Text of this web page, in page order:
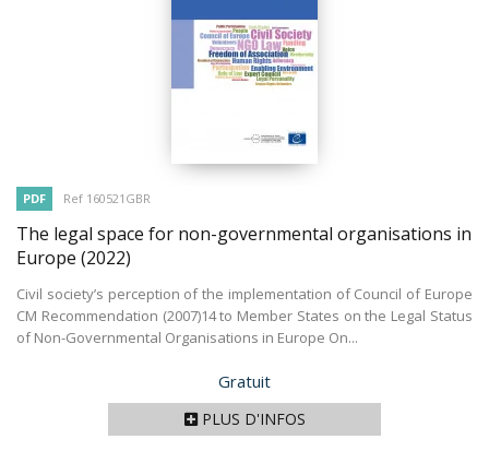
PDF Ref 160521GBR
The legal space for non-governmental organisations in
Europe (2022)
Civil society’s perception of the implementation of Council of Europe
CM Recommendation (2007)14 to Member States on the Legal Status
of Non-Governmental Organisations in Europe On...
Prix
Gratuit
PLUS D'INFOS